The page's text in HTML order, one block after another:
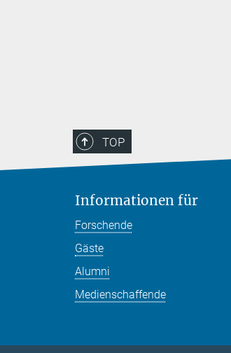
TOP
Informationen für
Forschende
Gäste
Alumni
Medienschaffende